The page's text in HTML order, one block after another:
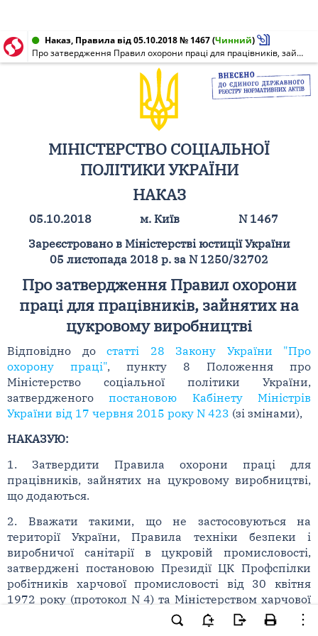
Наказ, Правила від 05.10.2018 № 1467(Чинний)
Про затвердження Правил охорони праці для працівників, зайнятих на цукровому виробництві